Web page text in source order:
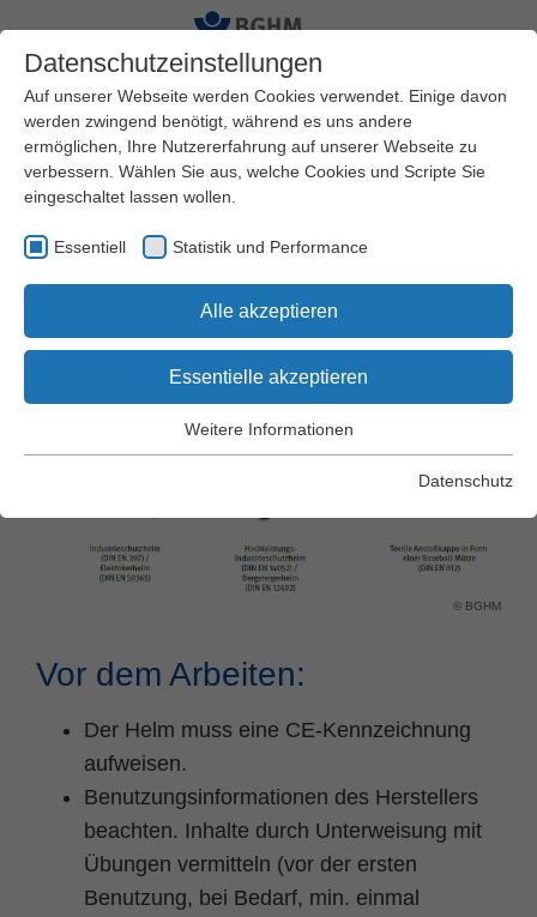
Startseite
Arbeitssicherheit und Gesundheitsschutz
Praxishilfen
Arbeitsschutz Kompakt
Kopfschutz
© BGHM
Vor dem Arbeiten:
Der Helm muss eine CE-Kennzeichnung
aufweisen.
Benutzungsinformationen des Herstellers
beachten. Inhalte durch Unterweisung mit
Übungen vermitteln (vor der ersten
Benutzung, bei Bedarf, min. einmal
Datenschutzeinstellungen
Auf unserer Webseite werden Cookies verwendet. Einige davon
werden zwingend benötigt, während es uns andere
ermöglichen, Ihre Nutzererfahrung auf unserer Webseite zu
verbessern. Wählen Sie aus, welche Cookies und Scripte Sie
eingeschaltet lassen wollen.
Essentiell Statistik und Performance
Alle akzeptieren
Essentielle akzeptieren
Essentielle Cookies werden für grundlegende Funktionen der
Webseite einwandfrei funktioniert.
fe_typo_user
Laufzeit Session
Zweck
Dieses Cookie ist ein Standard-Session-
Cookie von TYPO3. Es speichert im Falle
mithilfe derer der eingeloggte User
wiedererkannt wird, um ihm Zugang zu
geschützten Bereichen zu gewähren.
Cookie-Informationen
Weitere Informationen
Datenschutz